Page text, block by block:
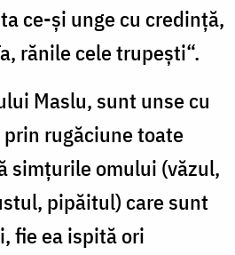
ce-şi unge cu credinţă,
rănile cele trupeşti“.
Maslu, sunt unse cu
rugăciune toate
simţurile omului (văzul,
pipăitul) care sunt
fie ea ispită ori